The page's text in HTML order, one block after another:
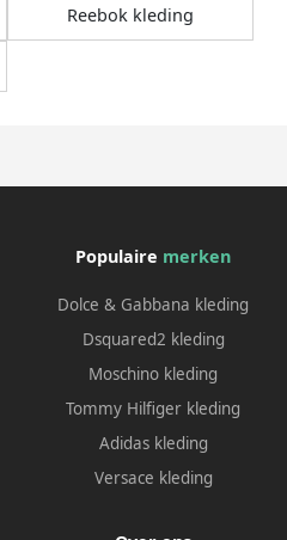
Reebok kleding
Populaire merken
Dolce & Gabbana kleding
Dsquared2 kleding
Moschino kleding
Tommy Hilfiger kleding
Adidas kleding
Versace kleding